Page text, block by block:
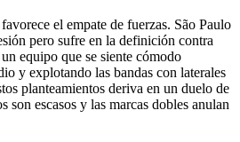
el empate de fuerzas. São Paulo
pero sufre en la definición contra
equipo que se siente cómodo
y explotando las bandas con laterales
planteamientos deriva en un duelo de
son escasos y las marcas dobles anulan